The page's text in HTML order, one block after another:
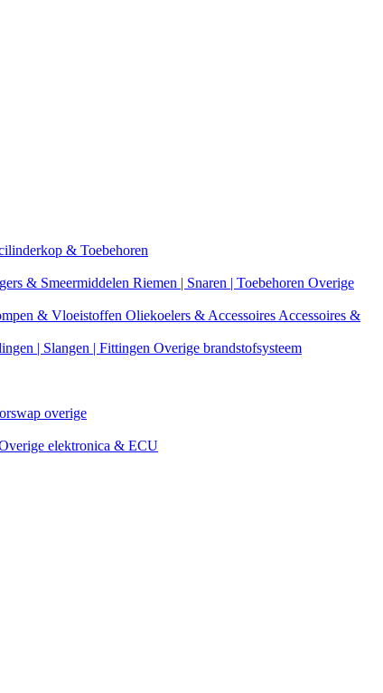
& Toebehoren
& Smeermiddelen Riemen | Snaren | Toebehoren Overige
& Vloeistoffen Oliekoelers & Accessoires Accessoires &
| Slangen | Fittingen Overige brandstofsysteem
overige
elektronica & ECU